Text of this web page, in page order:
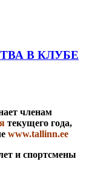
В КЛУБЕ
членам
текущего года,
www.tallinn.ee
и спортсмены